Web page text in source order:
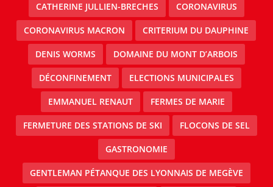
CATHERINE JULLIEN-BRECHES CORONAVIRUS
CORONAVIRUS MACRON CRITERIUM DU DAUPHINE
DENIS WORMS DOMAINE DU MONT D’ARBOIS
DÉCONFINEMENT ELECTIONS MUNICIPALES
EMMANUEL RENAUT FERMES DE MARIE
FERMETURE DES STATIONS DE SKI FLOCONS DE SEL
GASTRONOMIE
GENTLEMAN PÉTANQUE DES LYONNAIS DE MEGÈVE